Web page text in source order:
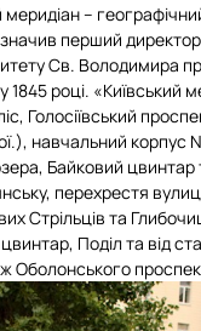
меридіан –
перший
Св. Володимира
році. «Київський
Голосіївський
навчальний корпус
Байковий цвинтар
перехрестя
Стрільців та
Поділ та від
Оболонського